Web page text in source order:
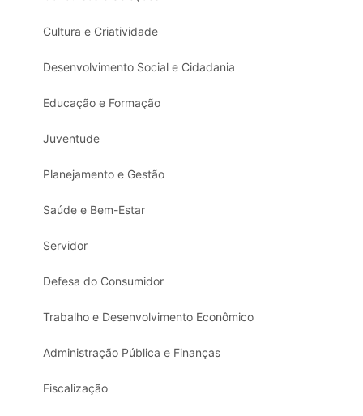
Cultura e Criatividade
Desenvolvimento Social e Cidadania
Educação e Formação
Juventude
Planejamento e Gestão
Saúde e Bem-Estar
Servidor
Defesa do Consumidor
Trabalho e Desenvolvimento Econômico
Administração Pública e Finanças
Fiscalização